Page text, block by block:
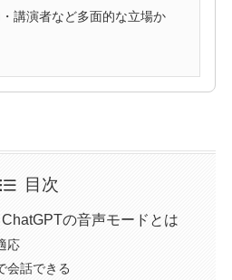
講演者など多面的な立場か
目次
の音声モードとは
応
会話できる